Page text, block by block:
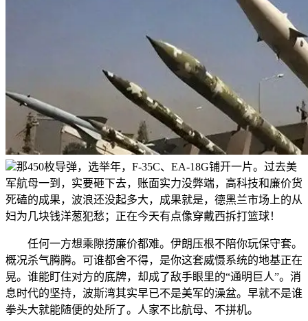
那450枚导弹，选举年，F-35C、EA-18G铺开一片。过去美
军航母一到，实要砸下去，账面实力没弊端，高科技和廉价货
死磕的成果，波浪还没起多大，成果就是，德黑兰市场上的从
妇为几块钱洋葱犯愁；正在今天有点像穿戴西拆打篮球！
任何一方想乘隙捞廉价都难。伊朗压根不陪你玩保守套。
概况杀气腾腾。可谁都舍不得，是你这套威慑系统的地基正在
晃。谁能盯住对方的底牌，却成了敌手眼里的“通明巨人”。消
息时代的坚持，波斯湾其实早已不是美军的澡盆。早就不是谁
拳头大就能随便的处所了。人家不比航母、不拼机。